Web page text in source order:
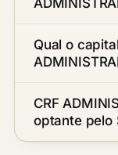
Qual o
CRF
optante pelo